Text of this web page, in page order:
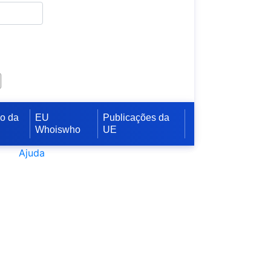
da
EU
Whoiswho
Publicações da
UE
Ajuda